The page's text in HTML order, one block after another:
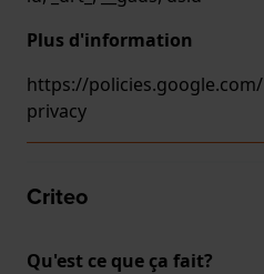
Plus d'information
https://policies.google.com/
privacy
Criteo
Qu'est ce que ça fait?